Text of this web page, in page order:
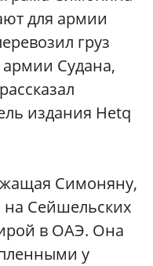
для армии
груз
армии Судана,
издания Hetq
Симоняну,
на Сейшельских
в ОАЭ. Она
у